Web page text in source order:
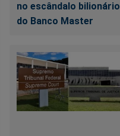
no escândalo bilionário
do Banco Master